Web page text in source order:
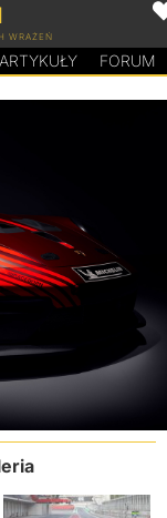
WRAŻEŃ
ARTYKUŁY FORUM